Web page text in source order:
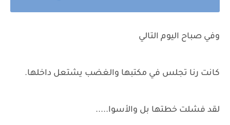
وفي صباح اليوم التالي
كانت رنا تجلس في مكتبها والغضب يشتعل داخلها.
لقد فشلت خطتها بل والأسوا.....